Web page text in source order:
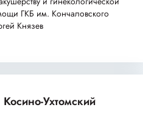
ГКБ им. Кончаловского
Князев
Ухтомский